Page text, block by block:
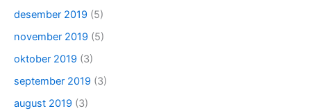
desember 2019 (5)
november 2019 (5)
oktober 2019 (3)
september 2019 (3)
august 2019 (3)